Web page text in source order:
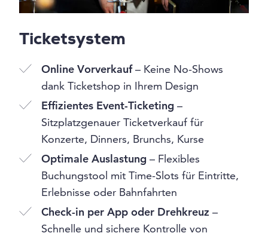
Ticketsystem
Online Vorverkauf– Keine No-Shows
dank Ticketshop in Ihrem Design
Effizientes Event-Ticketing –
Sitzplatzgenauer Ticketverkauf für
Konzerte, Dinners, Brunchs, Kurse
Optimale Auslastung – Flexibles
Buchungstool mit Time-Slots für Eintritte,
Erlebnisse oder Bahnfahrten
Check-in per App oder Drehkreuz –
Schnelle und sichere Kontrolle von